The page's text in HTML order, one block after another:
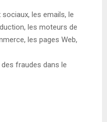
les emails, le
les moteurs de
les pages Web,
fraudes dans le